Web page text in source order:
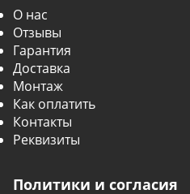
О нас
Отзывы
Гарантия
Доставка
Монтаж
Как оплатить
Контакты
Реквизиты
Политики и согласия